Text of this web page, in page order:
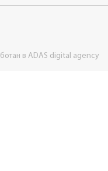
в ADAS digital agency